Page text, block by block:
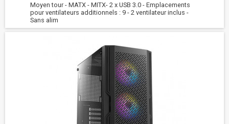
Moyen tour - MATX - MITX- 2 x USB 3.0 - Emplacements
pour ventilateurs additionnels : 9 - 2 ventilateur inclus -
Sans alim